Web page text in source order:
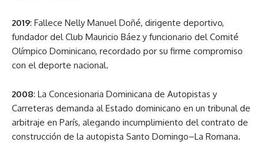
2019: Fallece Nelly Manuel Doñé, dirigente deportivo,
fundador del Club Mauricio Báez y funcionario del Comité
Olímpico Dominicano, recordado por su firme compromiso
con el deporte nacional.
2008: La Concesionaria Dominicana de Autopistas y
Carreteras demanda al Estado dominicano en un tribunal de
arbitraje en París, alegando incumplimiento del contrato de
construcción de la autopista Santo Domingo–La Romana.